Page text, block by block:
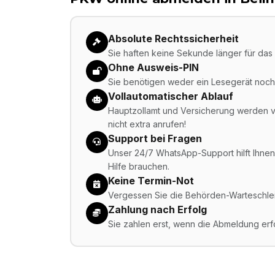
Absolute Rechtssicherheit
Sie haften keine Sekunde länger für
Ohne Ausweis-PIN
Sie benötigen weder ein Lesegerät
Vollautomatischer Ablauf
Hauptzollamt und Versicherung werden
nicht extra anrufen!
Support bei Fragen
Unser 24/7 WhatsApp-Support hilft
Hilfe brauchen.
Keine Termin-Not
Vergessen Sie die Behörden-
Zahlung nach Erfolg
Sie zahlen erst, wenn die Abmeldung